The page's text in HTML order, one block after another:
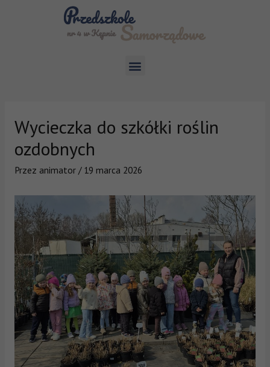
Wycieczka do szkółki roślin
ozdobnych
Przez animator / 19 marca 2026